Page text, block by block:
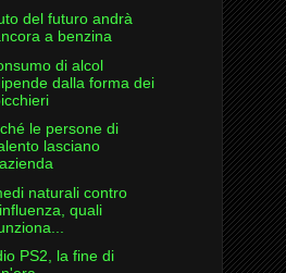
del futuro andrà
a benzina
di alcol
dalla forma dei
le persone di
lasciano
naturali contro
quali
PS2, la fine di